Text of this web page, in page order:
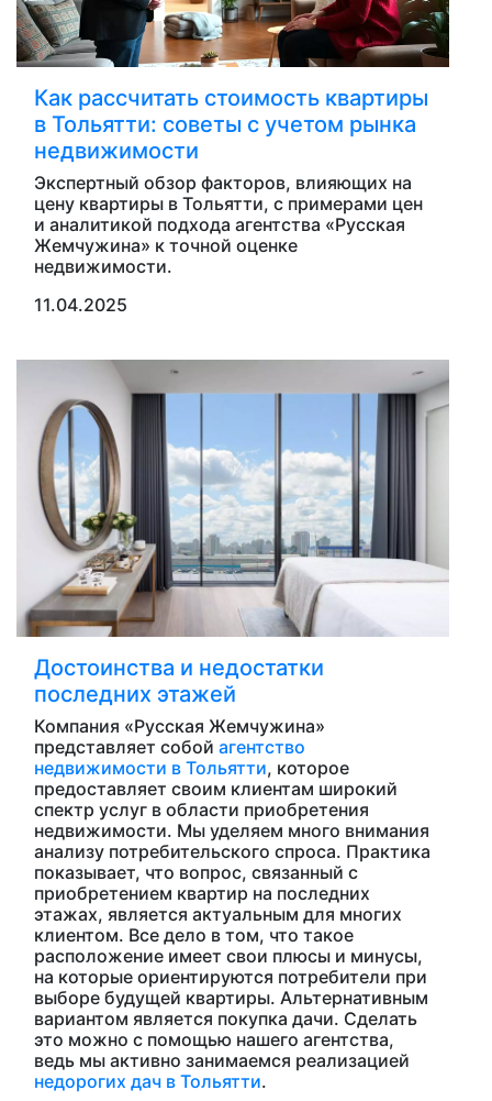
Как рассчитать стоимость квартиры
в Тольятти: советы с учетом рынка
недвижимости
Экспертный обзор факторов, влияющих на
цену квартиры в Тольятти, с примерами цен
и аналитикой подхода агентства «Русская
Жемчужина» к точной оценке
недвижимости.
11.04.2025
Достоинства и недостатки
последних этажей
Компания «Русская Жемчужина»
представляет собой агентство
недвижимости в Тольятти, которое
предоставляет своим клиентам широкий
спектр услуг в области приобретения
недвижимости. Мы уделяем много внимания
анализу потребительского спроса. Практика
показывает, что вопрос, связанный с
приобретением квартир на последних
этажах, является актуальным для многих
клиентом. Все дело в том, что такое
расположение имеет свои плюсы и минусы,
на которые ориентируются потребители при
выборе будущей квартиры. Альтернативным
вариантом является покупка дачи. Сделать
это можно с помощью нашего агентства,
ведь мы активно занимаемся реализацией
недорогих дач в Тольятти.